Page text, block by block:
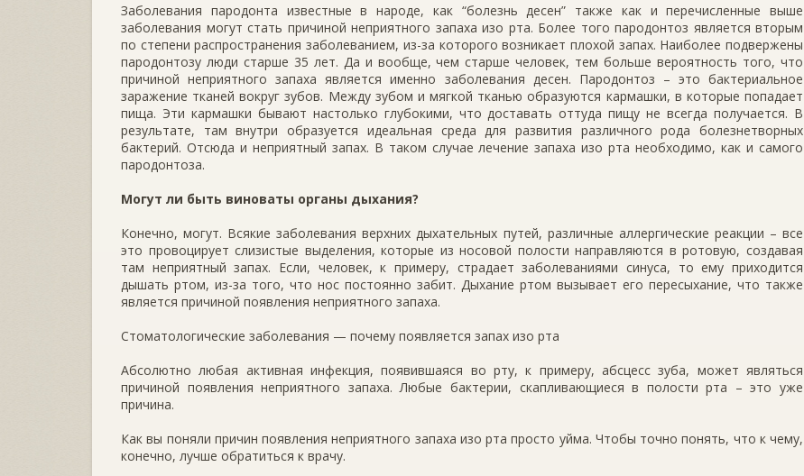
Заболевания пародонта известные в народе, как “болезнь десен” также как и перечисленные выше
заболевания могут стать причиной неприятного запаха изо рта. Более того пародонтоз является вторым
по степени распространения заболеванием, из-за которого возникает плохой запах. Наиболее подвержены
пародонтозу люди старше 35 лет. Да и вообще, чем старше человек, тем больше вероятность того, что
причиной неприятного запаха является именно заболевания десен. Пародонтоз – это бактериальное
заражение тканей вокруг зубов. Между зубом и мягкой тканью образуются кармашки, в которые попадает
пища. Эти кармашки бывают настолько глубокими, что доставать оттуда пищу не всегда получается. В
результате, там внутри образуется идеальная среда для развития различного рода болезнетворных
бактерий. Отсюда и неприятный запах. В таком случае лечение запаха изо рта необходимо, как и самого
пародонтоза.
Могут ли быть виноваты органы дыхания?
Конечно, могут. Всякие заболевания верхних дыхательных путей, различные аллергические реакции – все
это провоцирует слизистые выделения, которые из носовой полости направляются в ротовую, создавая
там неприятный запах. Если, человек, к примеру, страдает заболеваниями синуса, то ему приходится
дышать ртом, из-за того, что нос постоянно забит. Дыхание ртом вызывает его пересыхание, что также
является причиной появления неприятного запаха.
Стоматологические заболевания — почему появляется запах изо рта
Абсолютно любая активная инфекция, появившаяся во рту, к примеру, абсцесс зуба, может являться
причиной появления неприятного запаха. Любые бактерии, скапливающиеся в полости рта – это уже
причина.
Как вы поняли причин появления неприятного запаха изо рта просто уйма. Чтобы точно понять, что к чему,
конечно, лучше обратиться к врачу.